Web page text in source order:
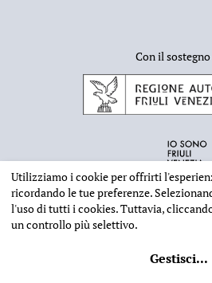
Con il
2026 - Deputazione di Storia Patria
Utilizziamo i cookie per offrirti
ricordando le tue preferenze.
l'uso di tutti i cookies. Tuttavia,
un controllo più selettivo.
Gestisci...